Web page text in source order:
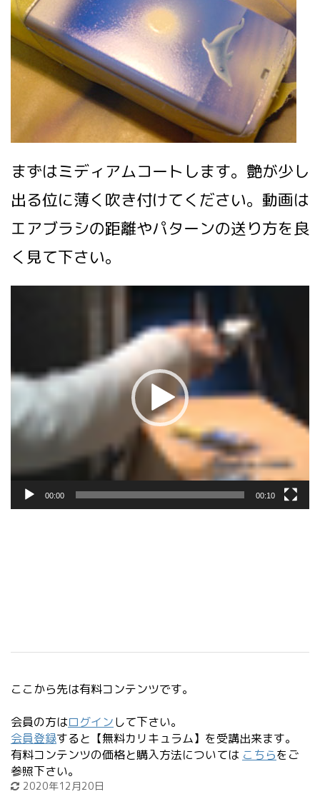
まずはミディアムコートします。艶が少し
出る位に薄く吹き付けてください。動画は
エアブラシの距離やパターンの送り方を良
く見て下さい。
ヤ
ー
00:00 00:10
ここから先は有料コンテンツです。
会員の方はログインして下さい。
会員登録すると【無料カリキュラム】を受講出来ます。
有料コンテンツの価格と購入方法については こちらをご
参照下さい。
2020年12月20日